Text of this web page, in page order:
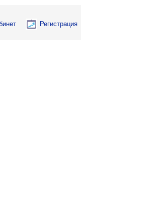
Регистрация